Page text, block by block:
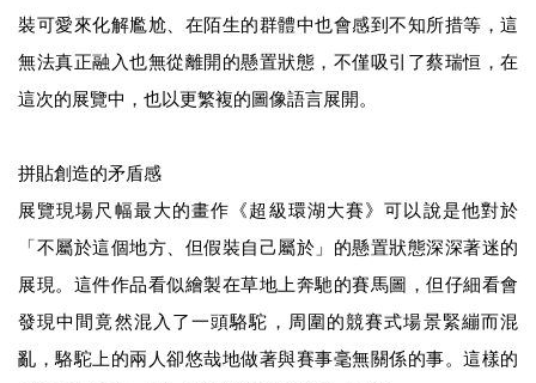
裝可愛來化解尷尬、在陌⽣的群體中也會感到不知所措等，這
無法真正融入也無從離開的懸置狀態，不僅吸引了蔡瑞恒，在
這次的展覽中，也以更繁複的圖像語⾔展開。
拼貼創造的⽭盾感
展覽現場尺幅最⼤的畫作《超級環湖⼤賽》可以說是他對於
「不屬於這個地⽅、但假裝⾃⼰屬於」的懸置狀態深深著迷的
展現。這件作品看似繪製在草地上奔馳的賽⾺圖，但仔細看會
發現中間竟然混入了⼀頭駱駝，周圍的競賽式場景緊繃⽽混
亂，駱駝上的兩⼈卻悠哉地做著與賽事毫無關係的事。這樣的